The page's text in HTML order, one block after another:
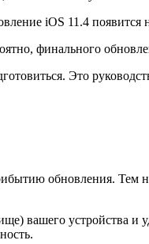
iOS 11.4 появится
финального
Это
обновления. Тем
вашего устройства